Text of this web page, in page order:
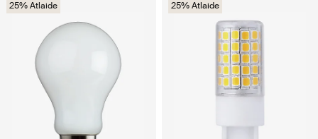
25% Atlaide 25% Atlaide